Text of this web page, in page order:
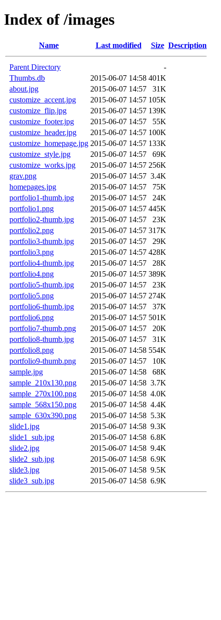
Index of /images
Name Last modified Size Description
Parent Directory
-
Thumbs.db
2015-06-07 14:58 401K
about.jpg
2015-06-07 14:57
31K
customize_accent.jpg
2015-06-07 14:57 105K
customize_flip.jpg
2015-06-07 14:57 139K
customize_footer.jpg
2015-06-07 14:57
55K
customize_header.jpg
2015-06-07 14:57 100K
customize_homepage.jpg 2015-06-07 14:57 133K
customize_style.jpg
2015-06-07 14:57
69K
customize_works.jpg
2015-06-07 14:57 256K
grav.png
2015-06-07 14:57 3.4K
homepages.jpg
2015-06-07 14:57
75K
portfolio1-thumb.jpg
2015-06-07 14:57
24K
portfolio1.png
2015-06-07 14:57 445K
portfolio2-thumb.jpg
2015-06-07 14:57
23K
portfolio2.png
2015-06-07 14:57 317K
portfolio3-thumb.jpg
2015-06-07 14:57
29K
portfolio3.png
2015-06-07 14:57 428K
portfolio4-thumb.jpg
2015-06-07 14:57
28K
portfolio4.png
2015-06-07 14:57 389K
portfolio5-thumb.jpg
2015-06-07 14:57
23K
portfolio5.png
2015-06-07 14:57 274K
portfolio6-thumb.jpg
2015-06-07 14:57
37K
portfolio6.png
2015-06-07 14:57 501K
portfolio7-thumb.png
2015-06-07 14:57
20K
portfolio8-thumb.jpg
2015-06-07 14:57
31K
portfolio8.png
2015-06-07 14:58 554K
portfolio9-thumb.png
2015-06-07 14:57
10K
sample.jpg
2015-06-07 14:58
68K
sample_210x130.png
2015-06-07 14:58 3.7K
sample_270x100.png
2015-06-07 14:58 4.0K
sample_568x150.png
2015-06-07 14:58 4.4K
sample_630x390.png
2015-06-07 14:58 5.3K
slide1.jpg
2015-06-07 14:58 9.3K
slide1_sub.jpg
2015-06-07 14:58 6.8K
slide2.jpg
2015-06-07 14:58 9.4K
slide2_sub.jpg
2015-06-07 14:58 6.9K
slide3.jpg
2015-06-07 14:58 9.5K
slide3_sub.jpg
2015-06-07 14:58 6.9K